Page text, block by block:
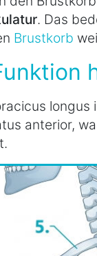
. Das
Brustkorb
longus
anterior,